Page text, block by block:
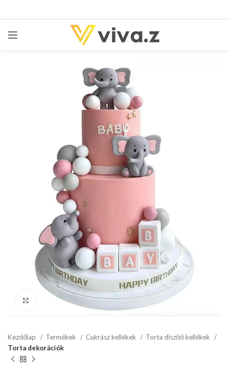
kattints a kinagyításhoz
Kezdőlap Termékek Cukrász kellékek
Torta díszítő kellékek
Torta dekorációk